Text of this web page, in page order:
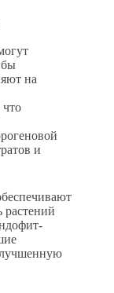
на
и
растений